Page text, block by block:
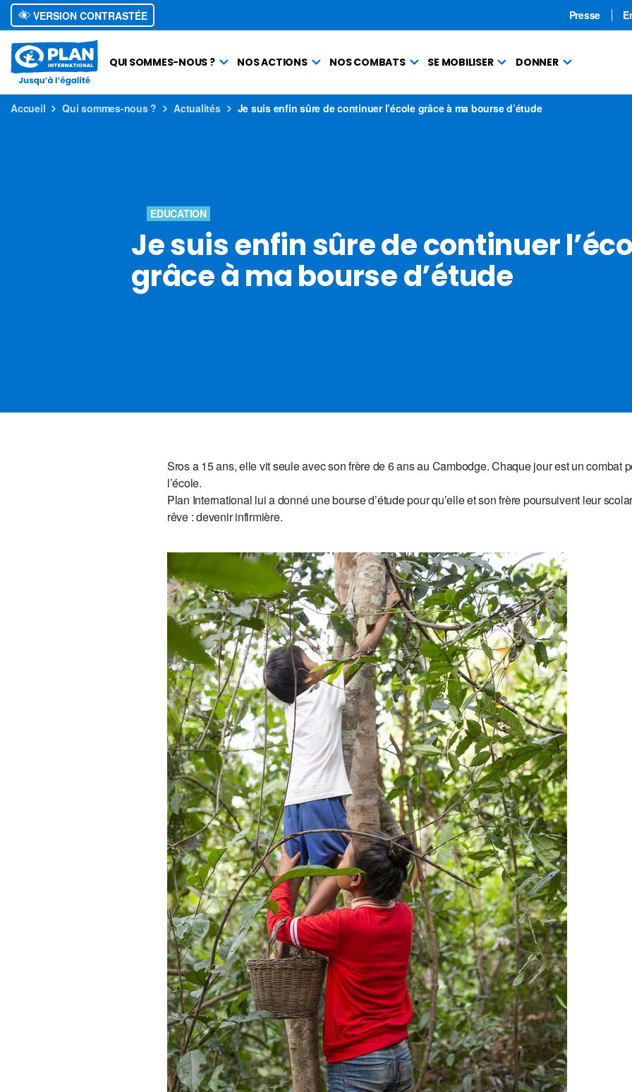
VERSION CONTRASTÉE Presse
QUI SOMMES-NOUS ? NOS ACTIONS NOS COMBATS SE MOBILISER DONNER
Accueil Qui sommes-nous ? Actualités Je suis enfin sûre de continuer l’école grâce à ma bourse d’étude
EDUCATION
Je suis enfin sûre de continuer
grâce à ma bourse d’étude
Sros a 15 ans, elle vit seule avec son frère de 6 ans au Cambodge. Chaque jour est un combat
l’école.
Plan International lui a donné une bourse d’étude pour qu’elle et son frère poursuivent leur
rêve : devenir infirmière.